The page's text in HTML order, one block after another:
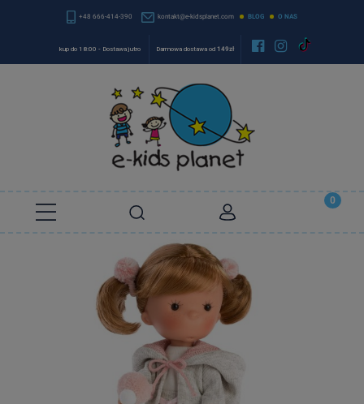
+48 666-414-390 kontakt@e-kidsplanet.com BLOG O NAS
kup do 18:00 - Dostawa jutro Darmowa dostawa od 149zł  